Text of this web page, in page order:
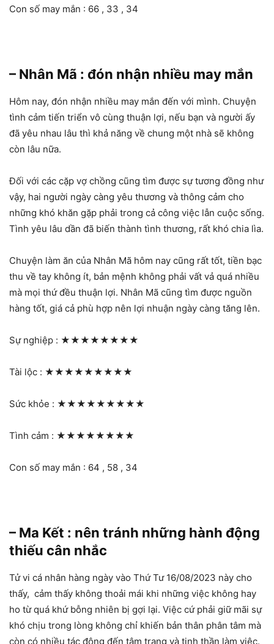
Con số may mắn : 66 , 33 , 34
– Nhân Mã : đón nhận nhiều may mắn
Hôm nay, đón nhận nhiều may mắn đến với mình. Chuyện
tình cảm tiến triển vô cùng thuận lợi, nếu bạn và người ấy
đã yêu nhau lâu thì khả năng về chung một nhà sẽ không
còn lâu nữa.
Đối với các cặp vợ chồng cũng tìm được sự tương đồng như
vậy, hai người ngày càng yêu thương và thông cảm cho
những khó khăn gặp phải trong cả công việc lẫn cuộc sống.
Tình yêu lâu dần đã biến thành tình thương, rất khó chia lìa.
Chuyện làm ăn của Nhân Mã hôm nay cũng rất tốt, tiền bạc
thu về tay không ít, bản mệnh không phải vất vả quá nhiều
mà mọi thứ đều thuận lợi. Nhân Mã cũng tìm được nguồn
hàng tốt, giá cả phù hợp nên lợi nhuận ngày càng tăng lên.
Sự nghiệp : ★★★★★★★★
Tài lộc : ★★★★★★★★★
Sức khỏe : ★★★★★★★★★
Tình cảm : ★★★★★★★★
Con số may mắn : 64 , 58 , 34
– Ma Kết : nên tránh những hành động
thiếu cân nhắc
Tử vi cá nhân hàng ngày vào Thứ Tư 16/08/2023 này cho
thấy, cảm thấy không thoải mái khi những việc không hay
ho từ quá khứ bỗng nhiên bị gợi lại. Việc cứ phải giữ mãi sự
khó chịu trong lòng không chỉ khiến bản thân phân tâm mà
còn có nhiều tác động đến tâm trạng và tinh thần làm việc.